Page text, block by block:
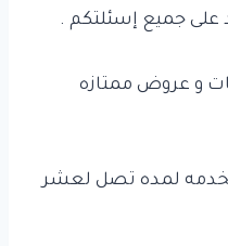
على جميع إسئلتكم .
و عروض ممتازه
لمده تصل لعشر